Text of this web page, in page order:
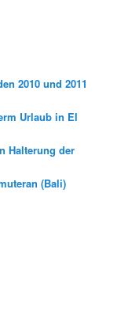
2010 und 2011
Urlaub in El
Halterung der
(Bali)